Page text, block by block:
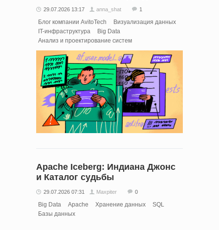
29.07.2026 13:17 anna_shat 1
Блог компании AvitoTech
Визуализация данных
IT-инфраструктура
Big Data
Анализ и проектирование систем
Apache Iceberg: Индиана Джонс
и Каталог судьбы
29.07.2026 07:31 Maxpiter 0
Big Data Apache Хранение данных
SQL
Базы данных